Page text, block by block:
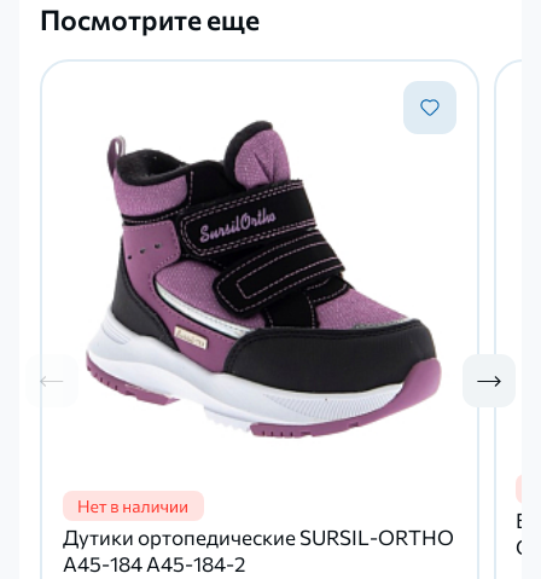
Посмотрите еще
Дутики ортопедические SURSIL-ORTHO
A45-184 А45-184-2